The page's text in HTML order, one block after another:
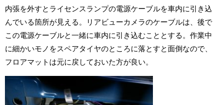
内張を外すとライセンスランプの電源ケーブルを車内に引き込
んでいる箇所が見える。リアビューカメラのケーブルは、後で
この電源ケーブルと一緒に車内に引き込むこととする。作業中
に細かいモノをスペアタイヤのところに落とすと面倒なので、
フロアマットは元に戻しておいた方が良い。